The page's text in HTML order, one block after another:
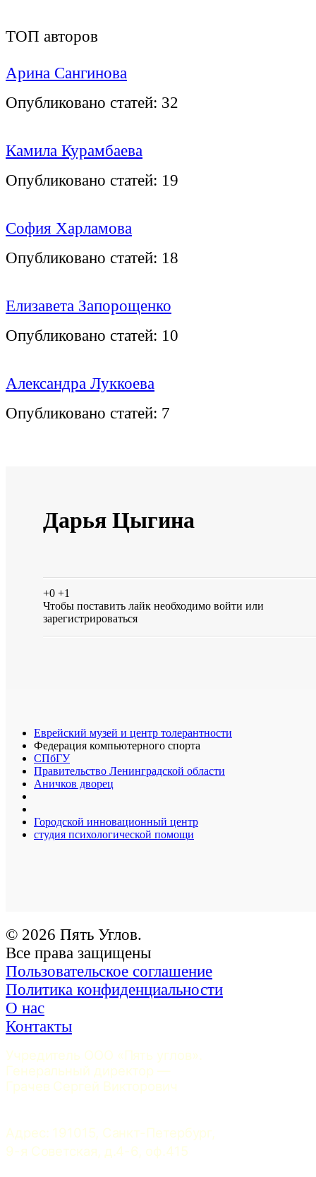
ТОП авторов
Арина Сангинова
Опубликовано статей: 32
Камила Курамбаева
Опубликовано статей: 19
София Харламова
Опубликовано статей: 18
Елизавета Запорощенко
Опубликовано статей: 10
Александра Луккоева
Опубликовано статей: 7
Дарья Цыгина
+0 +1
Чтобы поставить лайк необходимо войти или
зарегистрироваться
Еврейский музей и центр толерантности
Федерация компьютерного спорта
СПбГУ
Правительство Ленинградской области
Аничков дворец
Городской инновационный центр
студия психологической помощи
© 2026 Пять Углов.
Все права защищены
Пользовательское соглашение
Политика конфиденциальности
О нас
Контакты
Учредитель ООО «Пять углов».
Генеральный директор —
Грачев Сергей Викторович
Адрес: 191015, Санкт-Петербург,
9-я Советская, д.4-6, оф.415